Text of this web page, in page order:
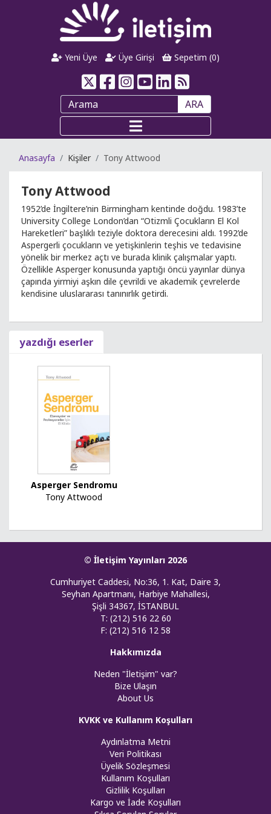
Yeni Üye Üye Girişi Sepetim (0)
ARA
Anasayfa Kişiler Tony Attwood
Tony Attwood
1952’de İngiltere’nin Birmingham kentinde doğdu. 1983’te
University College London’dan “Otizmli Çocukların El Kol
Hareketleri” başlıklı teziyle doktora derecesini aldı. 1992’de
Aspergerli çocukların ve yetişkinlerin teşhis ve tedavisine
yönelik bir merkez açtı ve burada klinik çalışmalar yaptı.
Özellikle Asperger konusunda yaptığı öncü yayınlar dünya
çapında yirmiyi aşkın dile çevrildi ve akademik çevrelerde
kendisine uluslararası tanınırlık getirdi.
yazdığı eserler
Asperger Sendromu
Tony Attwood
© İletişim Yayınları 2026
Cumhuriyet Caddesi, No:36, 1. Kat, Daire 3,
Seyhan Apartmanı, Harbiye Mahallesi,
Şişli 34367, İSTANBUL
T: (212) 516 22 60
F: (212) 516 12 58
Hakkımızda
Neden "İletişim" var?
Bize Ulaşın
About Us
KVKK ve Kullanım Koşulları
Aydınlatma Metni
Veri Politikası
Üyelik Sözleşmesi
Kullanım Koşulları
Gizlilik Koşulları
Kargo ve İade Koşulları